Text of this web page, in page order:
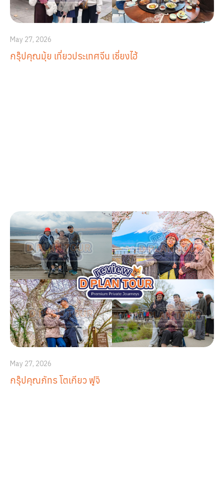
May 27, 2026
กรุ๊ปคุณมุ้ย เที่ยวประเทศจีน เซี่ยงไฮ้
May 27, 2026
กรุ๊ปคุณภัทร โตเกียว ฟูจิ